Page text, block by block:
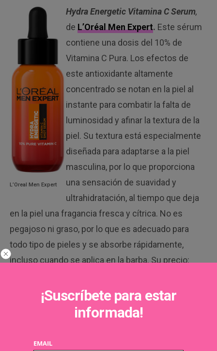
L’Oreal Men Expert
Hydra Energetic Vitamina C Serum,
deL’Oréal Men Expert. Este sérum
contiene una dosis del 10% de
Vitamina C Pura. Los efectos de
este antioxidante altamente
concentrado se notan en la piel al
instante para combatir la falta de
luminosidad y afinar la textura de la
piel. Su textura está especialmente
diseñada para adaptarse a la piel
masculina, por lo que proporciona
una sensación de suavidad y
ultrahidratación, al tiempo que deja
en la piel una fragancia fresca y cítrica. No es
pegajoso ni graso, por lo que es adecuado para
todo tipo de pieles y se absorbe rápidamente,
incluso cuando se aplica en la barba. Su precio:
Champú Alcalino,deLa Mota. Las
algas son una fuente rica en
y oligoelementos que cuidan el
¡Suscríbete para estar
informada!
EMAIL